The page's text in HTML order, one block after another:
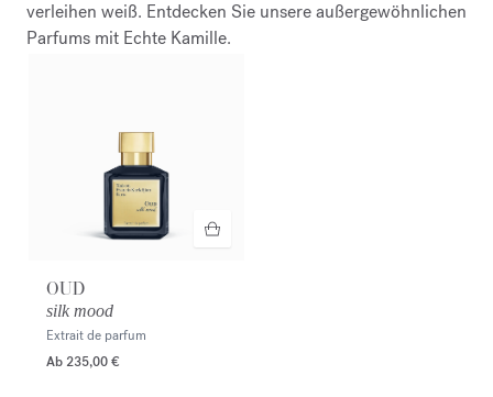
verleihen weiß. Entdecken Sie unsere außergewöhnlichen
Parfums mit Echte Kamille.
OUD
silk mood
Extrait de parfum
Ab 235,00 €